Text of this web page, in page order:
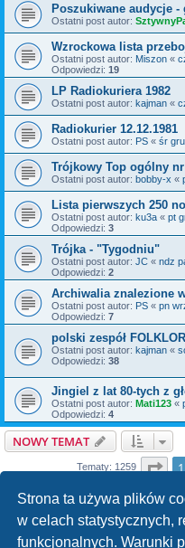
Strona ta używa plików
w celach statystycznych,
funkcjonalnych. Warunki
Poszukiwane audycje -
Ostatni post autor:
Wzrockowa lista
Ostatni post autor: Miszon «
Odpowiedzi: 19
LP Radiokuriera 1982
Ostatni post autor: kajman «
Radiokurier 12.12.1981
Ostatni post autor: PS « śr
Trójkowy Top ogólny nr
Ostatni post autor: bobby-x «
Lista pierwszych 250
Ostatni post autor: ku3a « pt
Odpowiedzi: 3
Trójka - "Tygodniu"
Ostatni post autor: JC « ndz
Odpowiedzi: 2
Archiwalia znalezione
Ostatni post autor: PS « pn
Odpowiedzi: 7
polski zespół
Ostatni post autor: kajman «
Odpowiedzi: 38
Jingiel z lat 80-tych z
Ostatni post autor: Mati123 «
Odpowiedzi: 4
NOWY TEMAT
Tematy: 1259 1
TWOJE UPRAWNIENIA NA TYM